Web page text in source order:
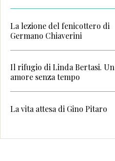
La lezione del fenicottero di
Germano Chiaverini
Il rifugio di Linda Bertasi. Un
amore senza tempo
La vita attesa di Gino Pitaro